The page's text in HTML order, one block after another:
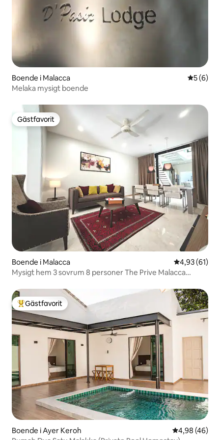
Boende i Malacca 5 av 5 i
5 (6)
Melaka mysigt boende
Gästfavorit
Gästfavorit
Boende i Malacca 4,93 av 5 i
4,93 (61)
Mysigt hem 3 sovrum 8 personer The Prive Malacca
Populär gästfavorit
Gästfavorit
Boende i Ayer Keroh 4,98 av 5 i
4,98 (46)